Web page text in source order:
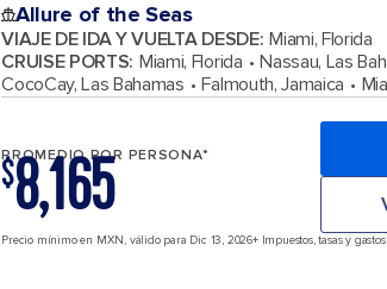
Allure of the Seas
VIAJE DE IDA Y VUELTA DESDE: Miami, Florida
CRUISE PORTS: Miami, Florida Nassau, Las
CocoCay, Las Bahamas
Falmouth, Jamaica
PROMEDIO POR PERSONA*
$8,165
Precio mínimo en MXN, válido para Dic 13, 2026+ Impuestos, tasas y